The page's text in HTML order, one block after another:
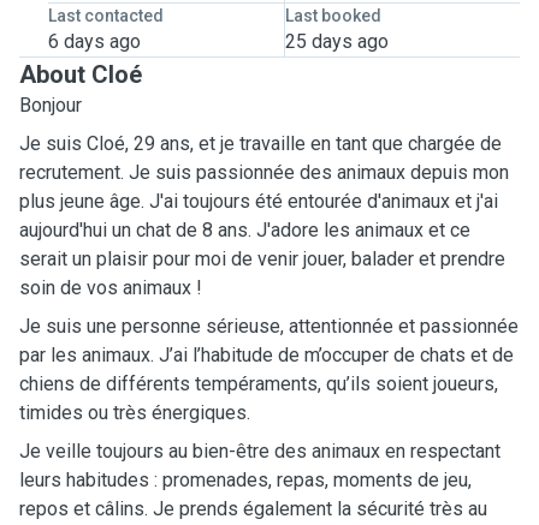
Last contacted
6 days ago
Last booked
25 days ago
About Cloé
Bonjour
Je suis Cloé, 29 ans, et je travaille en tant que chargée de
recrutement. Je suis passionnée des animaux depuis mon
plus jeune âge. J'ai toujours été entourée d'animaux et j'ai
aujourd'hui un chat de 8 ans. J'adore les animaux et ce
serait un plaisir pour moi de venir jouer, balader et prendre
soin de vos animaux !
Je suis une personne sérieuse, attentionnée et passionnée
par les animaux. J’ai l’habitude de m’occuper de chats et de
chiens de différents tempéraments, qu’ils soient joueurs,
timides ou très énergiques.
Je veille toujours au bien-être des animaux en respectant
leurs habitudes : promenades, repas, moments de jeu,
repos et câlins. Je prends également la sécurité très au